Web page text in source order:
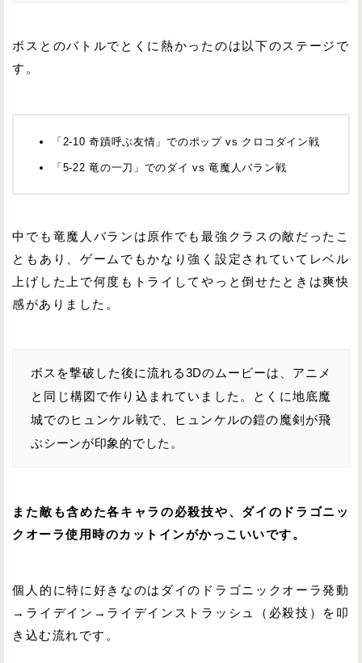
ボスとのバトルでとくに熱かったのは以下のステージで
す。
「2-10 奇蹟呼ぶ友情」でのポップ vs クロコダイン戦
「5-22 竜の一刀」でのダイ vs 竜魔人バラン戦
中でも竜魔人バランは原作でも最強クラスの敵だったこ
ともあり、ゲームでもかなり強く設定されていてレベル
上げした上で何度もトライしてやっと倒せたときは爽快
感がありました。
ボスを撃破した後に流れる3Dのムービーは、アニメ
と同じ構図で作り込まれていました。とくに地底魔
城でのヒュンケル戦で、ヒュンケルの鎧の魔剣が飛
ぶシーンが印象的でした。
また敵も含めた各キャラの必殺技や、ダイのドラゴニッ
クオーラ使用時のカットインがかっこいいです。
個人的に特に好きなのはダイのドラゴニックオーラ発動
→ライデイン→ライデインストラッシュ（必殺技）を叩
き込む流れです。